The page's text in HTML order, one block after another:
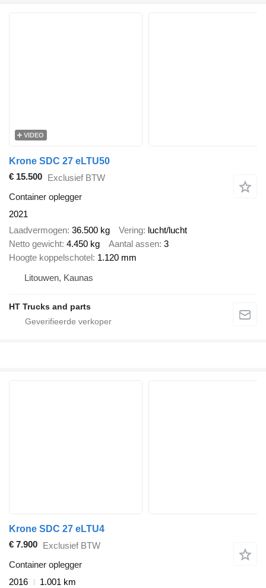
VIDEO
Krone SDC 27 eLTU50
€ 15.500 Exclusief BTW
Container oplegger
2021
Laadvermogen 36.500 kg Vering lucht/lucht
Netto gewicht 4.450 kg Aantal assen 3
Hoogte koppelschotel 1.120 mm
Litouwen, Kaunas
HT Trucks and parts
Krone SDC 27 eLTU4
€ 7.900 Exclusief BTW
Container oplegger
2016
1.001 km